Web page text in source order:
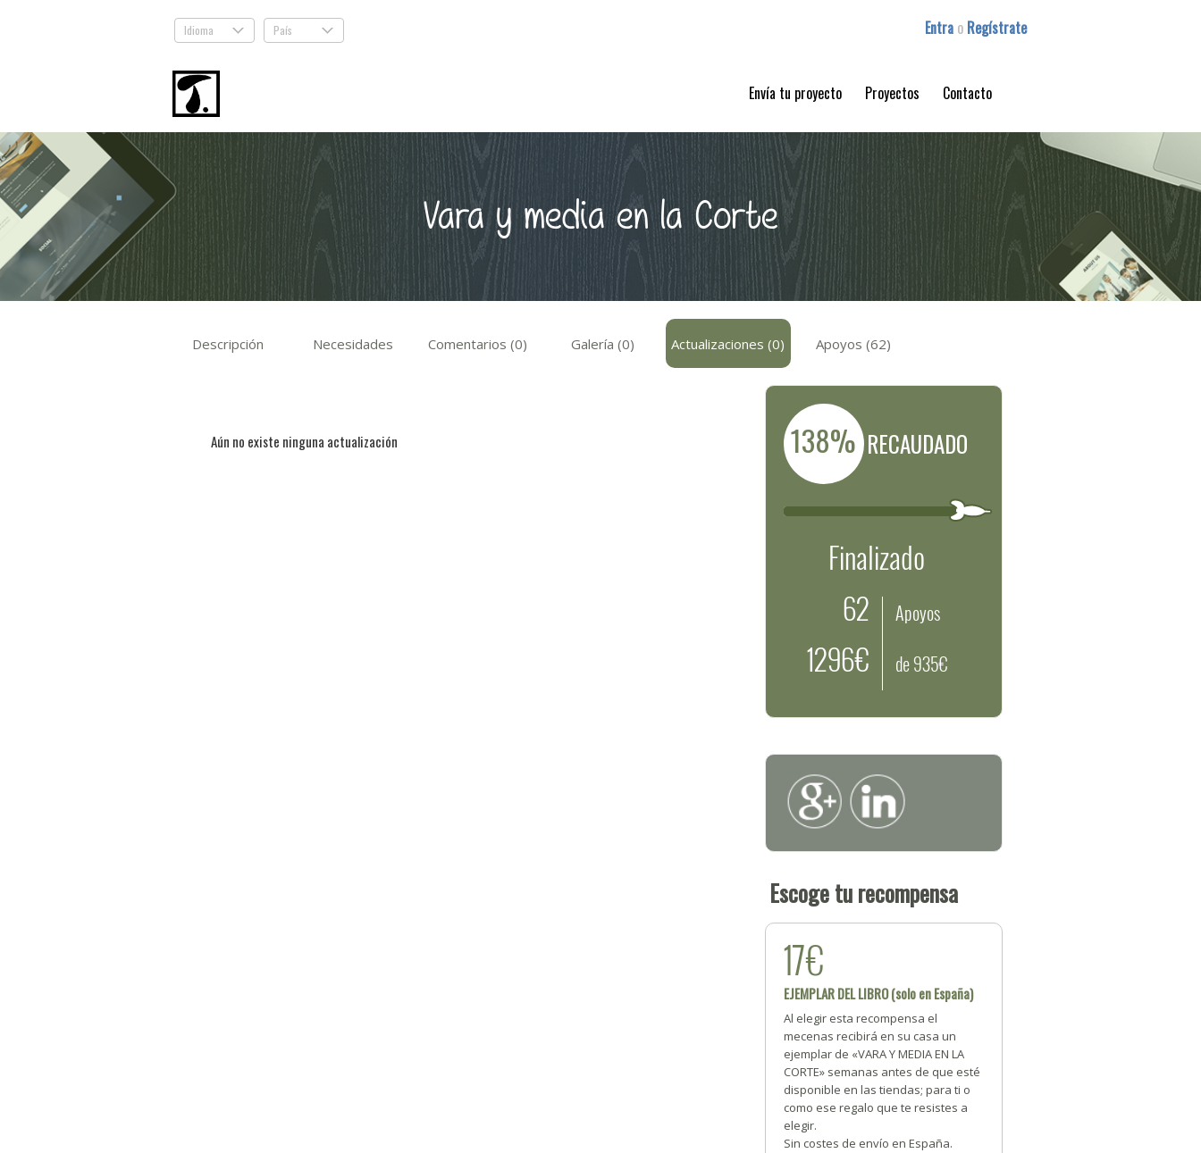
Idioma . País . Entra o Regístrate
Envía tu proyecto Proyectos Contacto
Vara y media en la Corte
Descripción Necesidades Comentarios (0) Galería (0) Actualizaciones (0) Apoyos (62)
Aún no existe ninguna actualización 138% RECAUDADO
Finalizado
62
1296€
Apoyos
de 935€
Escoge tu recompensa
17€
EJEMPLAR DEL LIBRO (solo en España)
Al elegir esta recompensa el
mecenas recibirá en su casa un
ejemplar de «VARA Y MEDIA EN LA
CORTE» semanas antes de que esté
disponible en las tiendas; para ti o
como ese regalo que te resistes a
elegir.
Sin costes de envío en España.